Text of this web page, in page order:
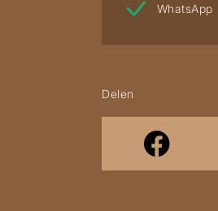
WhatsApp
Delen